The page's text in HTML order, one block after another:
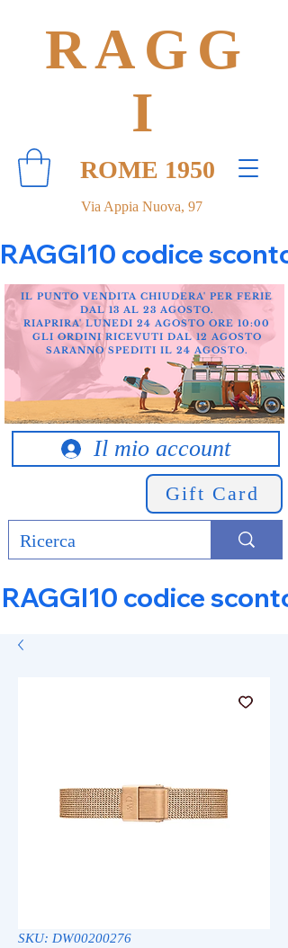
Via Appia Nuova, 97
RAGG
I
ROME 1950
RAGGI10 codice
Il mio account
Gift Card
IL PUNTO VENDITA CHIUDERA' PER FERIE
DAL 13 AL 23 AGOSTO.
RIAPRIRA' LUNEDI 24 AGOSTO ORE 10:00
GLI ORDINI RICEVUTI DAL 12 AGOSTO
SARANNO SPEDITI IL 24 AGOSTO.
RAGGI10 codice
SKU: DW00200276